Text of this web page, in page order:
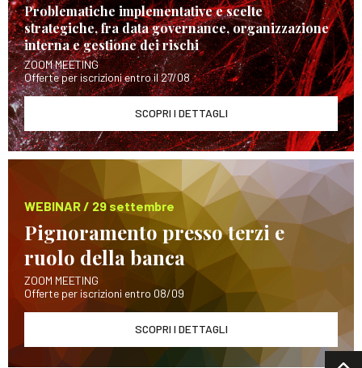
Problematiche implementative e scelte
strategiche, fra data governance, organizzazione
interna e gestione dei rischi
ZOOM MEETING
Offerte per iscrizioni entro il 27/08
SCOPRI I DETTAGLI
WEBINAR / 29 settembre
Pignoramento presso terzi e
ruolo della banca
ZOOM MEETING
Offerte per iscrizioni entro 08/09
SCOPRI I DETTAGLI